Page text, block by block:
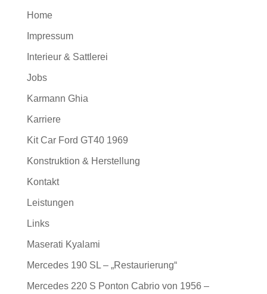
Home
Impressum
Interieur & Sattlerei
Jobs
Karmann Ghia
Karriere
Kit Car Ford GT40 1969
Konstruktion & Herstellung
Kontakt
Leistungen
Links
Maserati Kyalami
Mercedes 190 SL – „Restaurierung“
Mercedes 220 S Ponton Cabrio von 1956 –